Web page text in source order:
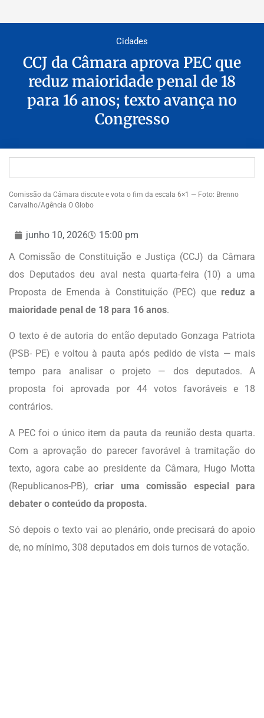
Cidades
CCJ da Câmara aprova PEC que
reduz maioridade penal de 18
para 16 anos; texto avança no
Congresso
Comissão da Câmara discute e vota o fim da escala 6×1 — Foto: Brenno
Carvalho/Agência O Globo
junho 10, 2026
15:00 pm
A Comissão de Constituição e Justiça (CCJ) da Câmara
dos Deputados deu aval nesta quarta-feira (10) a uma
Proposta de Emenda à Constituição (PEC) quereduz a
maioridade penal de 18 para 16 anos.
O texto é de autoria do então deputado Gonzaga Patriota
(PSB- PE) e voltou à pauta após pedido de vista — mais
tempo para analisar o projeto — dos deputados. A
proposta foi aprovada por 44 votos favoráveis e 18
contrários.
A PEC foi o único item da pauta da reunião desta quarta.
Com a aprovação do parecer favorável à tramitação do
texto, agora cabe ao presidente da Câmara, Hugo Motta
(Republicanos-PB),criar uma comissão especial para
debater o conteúdo da proposta.
Só depois o texto vai ao plenário, onde precisará do apoio
de, no mínimo, 308 deputados em dois turnos de votação.